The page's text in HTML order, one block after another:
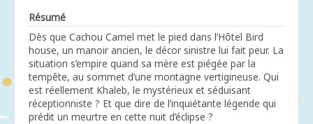
Résumé
Dès que Cachou Camel met le pied dans l’Hôtel Bird
house, un manoir ancien, le décor sinistre lui fait peur. La
situation s’empire quand sa mère est piégée par la
tempête, au sommet d’une montagne vertigineuse. Qui
est réellement Khaleb, le mystérieux et séduisant
réceptionniste ? Et que dire de l’inquiétante légende qui
prédit un meurtre en cette nuit d’éclipse ?